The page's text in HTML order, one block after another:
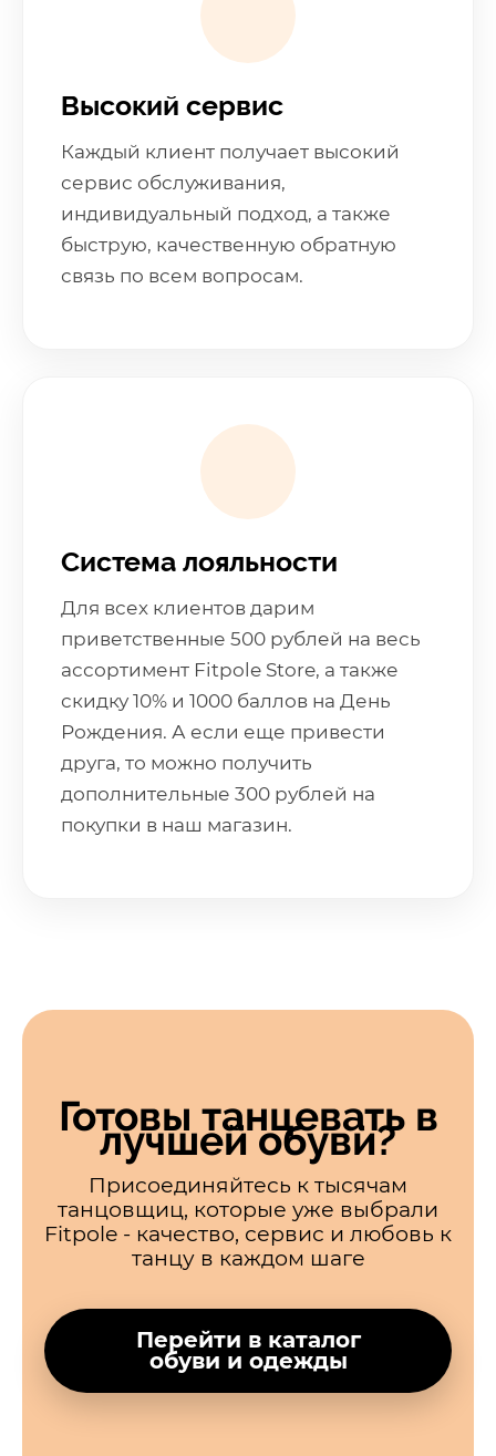
Высокий сервис
Каждый клиент получает высокий
сервис обслуживания,
индивидуальный подход, а также
быструю, качественную обратную
связь по всем вопросам.
Система лояльности
Для всех клиентов дарим
приветственные 500 рублей на весь
ассортимент Fitpole Store, а также
скидку 10% и 1000 баллов на День
Рождения. А если еще привести
друга, то можно получить
дополнительные 300 рублей на
покупки в наш магазин.
Готовы танцевать в
лучшей обуви?
Присоединяйтесь к тысячам
танцовщиц, которые уже выбрали
Fitpole - качество, сервис и любовь к
танцу в каждом шаге
Перейти в каталог
обуви и одежды